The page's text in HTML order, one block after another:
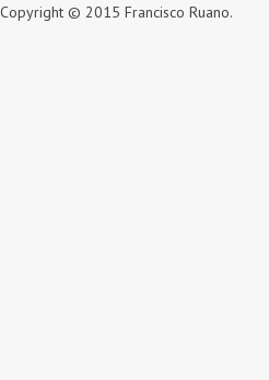
Copyright © 2015 Francisco Ruano.